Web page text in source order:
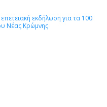
εκδήλωση για τα 100
Νέας Κρώμνης